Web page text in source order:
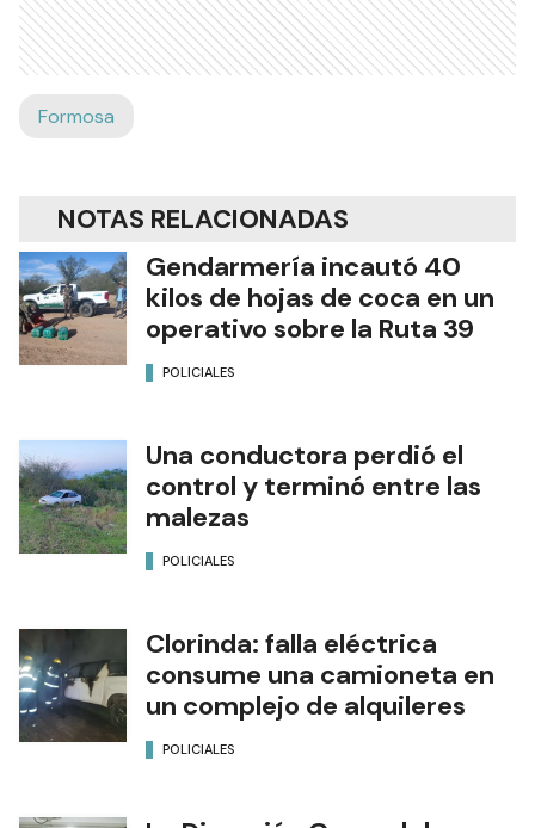
Formosa
NOTAS RELACIONADAS
Gendarmería incautó 40
kilos de hojas de coca en un
operativo sobre la Ruta 39
POLICIALES
Una conductora perdió el
control y terminó entre las
malezas
POLICIALES
Clorinda: falla eléctrica
consume una camioneta en
un complejo de alquileres
POLICIALES